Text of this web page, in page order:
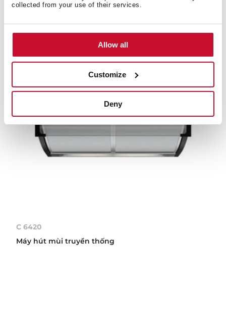
collected from your use of their services.
Allow all
Customize
Deny
Máy hút mùi lắp âm - dạng kéo
C 6420
Máy hút mùi truyền thống